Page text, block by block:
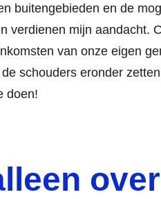
buitengebieden en de
verdienen mijn aandacht.
van onze eigen
schouders eronder
doen!